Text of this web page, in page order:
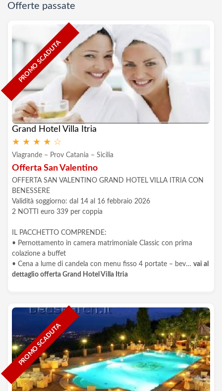
Offerte passate
PROMO SCADUTA
Grand Hotel Villa Itria
★ ★ ★ ★ ☆
Viagrande – Prov Catania – Sicilia
Offerta San Valentino
OFFERTA SAN VALENTINO GRAND HOTEL VILLA ITRIA CON
BENESSERE
Validità soggiorno: dal 14 al 16 febbraio 2026
2 NOTTI euro 339 per coppia
IL PACCHETTO COMPRENDE:
• Pernottamento in camera matrimoniale Classic con prima
colazione a buffet
• Cena a lume di candela con menu fisso 4 portate – bev… vai al
dettaglio offerta Grand Hotel Villa Itria
PROMO SCADUTA